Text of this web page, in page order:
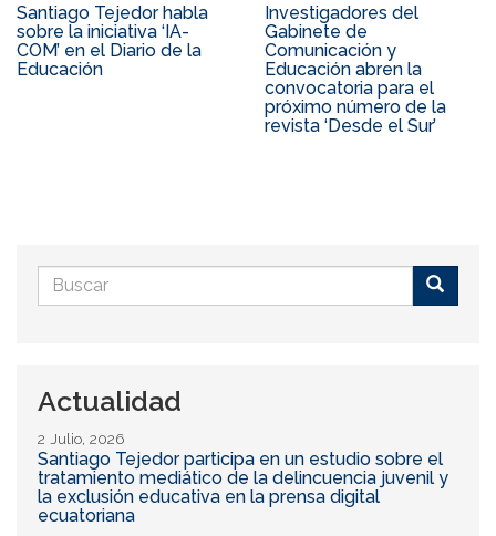
Santiago Tejedor habla
sobre la iniciativa ‘IA-
COM’ en el Diario de la
Educación
Investigadores del
Gabinete de
Comunicación y
Educación abren la
convocatoria para el
próximo número de la
revista ‘Desde el Sur’
Formulario
de
Actualidad
2 Julio, 2026
Santiago Tejedor participa en un estudio sobre el
tratamiento mediático de la delincuencia juvenil y
la exclusión educativa en la prensa digital
ecuatoriana